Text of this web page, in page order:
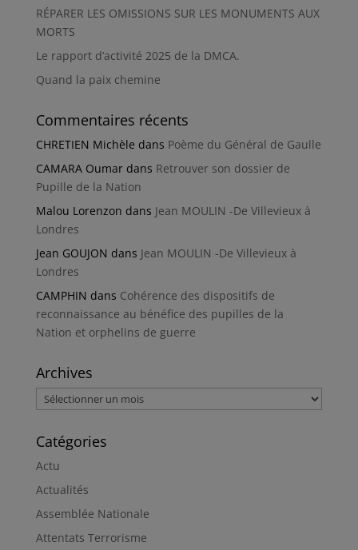
RÉPARER LES OMISSIONS SUR LES MONUMENTS AUX
MORTS
Le rapport d’activité 2025 de la DMCA.
Quand la paix chemine
Commentaires récents
CHRETIEN Michèle dans Poème du Général de Gaulle
CAMARA Oumardans Retrouver son dossier de
Pupille de la Nation
Malou Lorenzon dans Jean MOULIN -De Villevieux à
Londres
Jean GOUJON dans Jean MOULIN -De Villevieux à
Londres
CAMPHIN dans Cohérence des dispositifs de
reconnaissance au bénéfice des pupilles de la
Nation et orphelins de guerre
Archives
Archives
Catégories
Actu
Actualités
Assemblée Nationale
Attentats Terrorisme